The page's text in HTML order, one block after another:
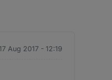
Aug 2017 - 12:19